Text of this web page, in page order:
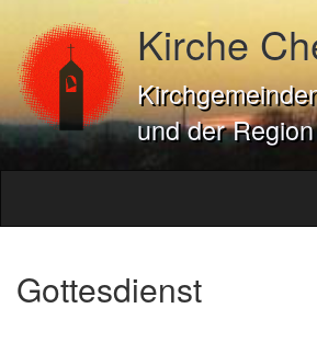
Kirche
und der Region
Gottesdienst